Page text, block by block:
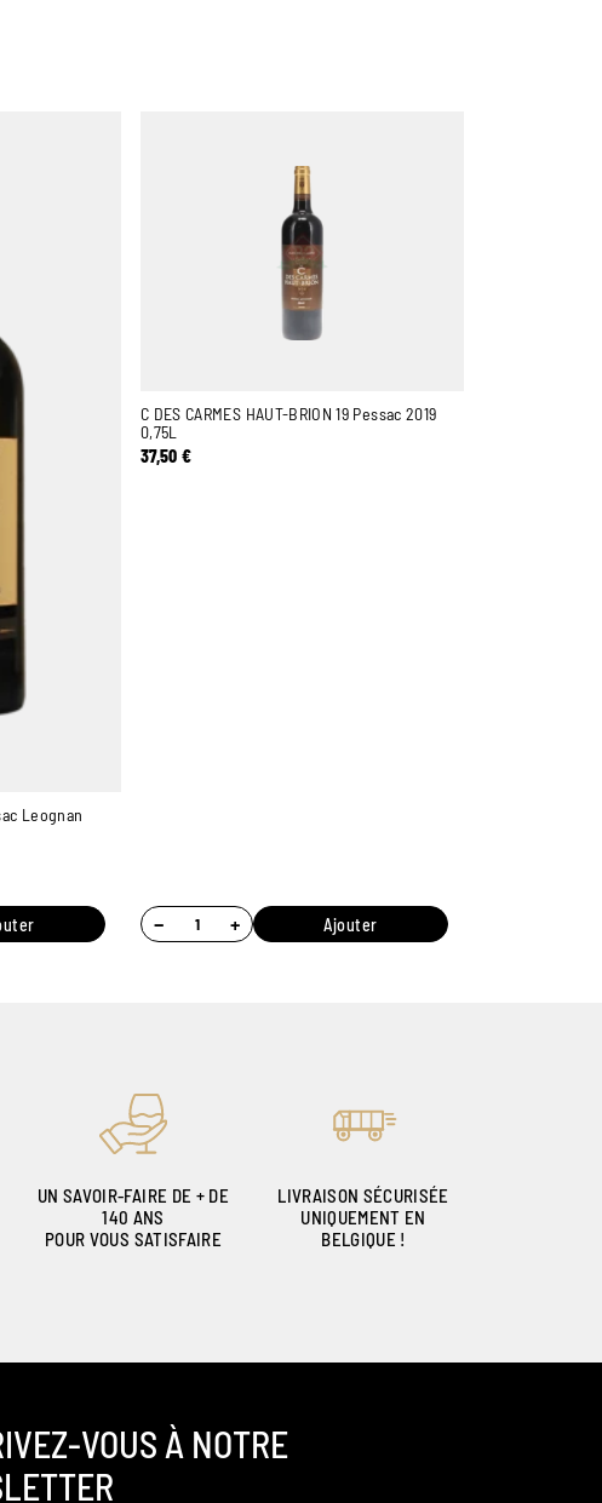
Leognan
C DES CARMES HAUT-BRION 19 Pessac 2019
0,75L
37,50€
− + Ajouter
UN SAVOIR-FAIRE DE + DE
140 ANS
POUR VOUS SATISFAIRE
LIVRAISON SÉCURISÉE
UNIQUEMENT EN
BELGIQUE !
VOUS À NOTRE